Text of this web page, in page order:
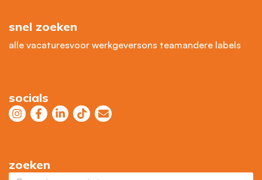
snel zoeken
alle vacaturesvoor werkgeversons teamandere labels
socials
zoeken